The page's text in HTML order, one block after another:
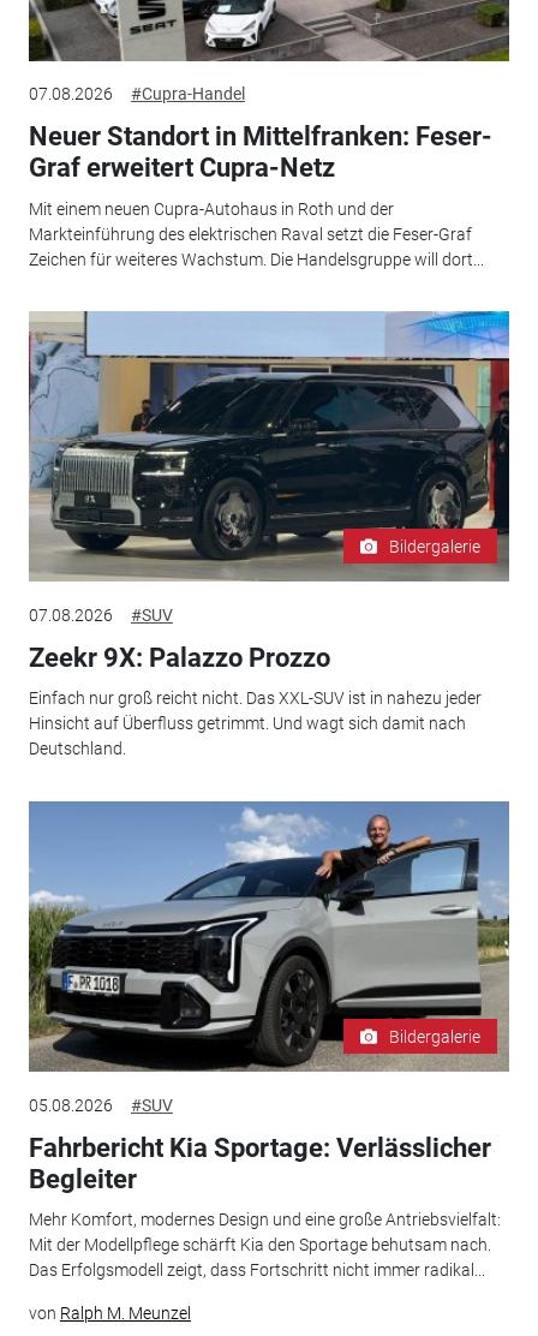
07.08.2026 #Cupra-Handel
Neuer Standort in Mittelfranken: Feser-
Graf erweitert Cupra-Netz
Mit einem neuen Cupra-Autohaus in Roth und der
Markteinführung des elektrischen Raval setzt die Feser-Graf
Zeichen für weiteres Wachstum. Die Handelsgruppe will dort...
Bildergalerie
07.08.2026 #SUV
Zeekr 9X: Palazzo Prozzo
Einfach nur groß reicht nicht. Das XXL-SUV ist in nahezu jeder
Hinsicht auf Überfluss getrimmt. Und wagt sich damit nach
Deutschland.
Bildergalerie
05.08.2026 #SUV
Fahrbericht Kia Sportage: Verlässlicher
Begleiter
Mehr Komfort, modernes Design und eine große Antriebsvielfalt:
Mit der Modellpflege schärft Kia den Sportage behutsam nach.
Das Erfolgsmodell zeigt, dass Fortschritt nicht immer radikal...
von Ralph M. Meunzel